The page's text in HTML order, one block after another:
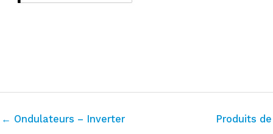
← Ondulateurs – Inverter
Produits de